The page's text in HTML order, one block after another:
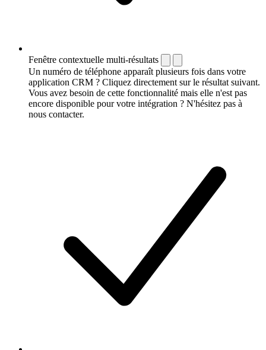
Fenêtre contextuelle multi-résultats
Un numéro de téléphone apparaît plusieurs fois dans votre
application CRM ? Cliquez directement sur le résultat suivant.
Vous avez besoin de cette fonctionnalité mais elle n'est pas
encore disponible pour votre intégration ? N'hésitez pas à
nous contacter.